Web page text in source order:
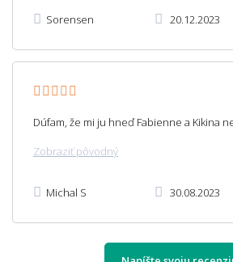
Sorensen 20.12.2023
Dúfam, že mi ju hneď Fabienne a Kikina
Zobraziť pôvodný
Michal S 30.08.2023